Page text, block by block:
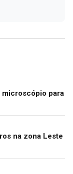
microscópio para
na zona Leste